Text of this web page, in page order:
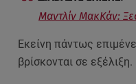
Μαντλίν ΜακΚάν:
Εκείνη πάντως
βρίσκονται σε εξέλιξη.